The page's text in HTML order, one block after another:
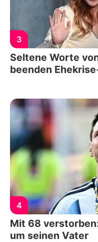
3
Seltene Worte
beenden
4
Mit 68
um seinen Vater